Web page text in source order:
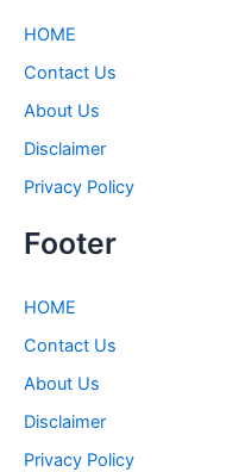
HOME
Contact Us
About Us
Disclaimer
Privacy Policy
Footer
HOME
Contact Us
About Us
Disclaimer
Privacy Policy